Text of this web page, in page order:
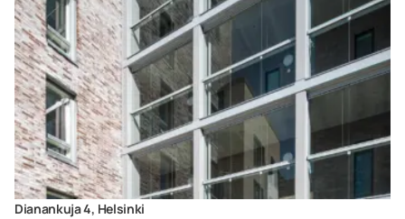
Dianankuja 4, Helsinki